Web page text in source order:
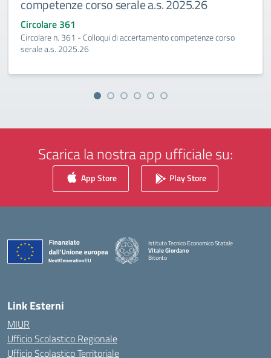
serale a.s. 2025.26
di accertamento competenze corso
2027
Esami integrativi
Scarica la nostra app ufficiale su:
App Store Play Store
Istituto Tecnico Economico Statale
Vitale Giordano
Bitonto
Link Esterni
MIUR
Ufficio Scolastico Regionale
Ufficio Scolastico Territoriale